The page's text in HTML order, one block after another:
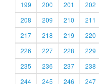
199
200 201 202
208
209 210 211
217
218 219 220
226
227 228 229
235
236 237 238
244
245 246 247